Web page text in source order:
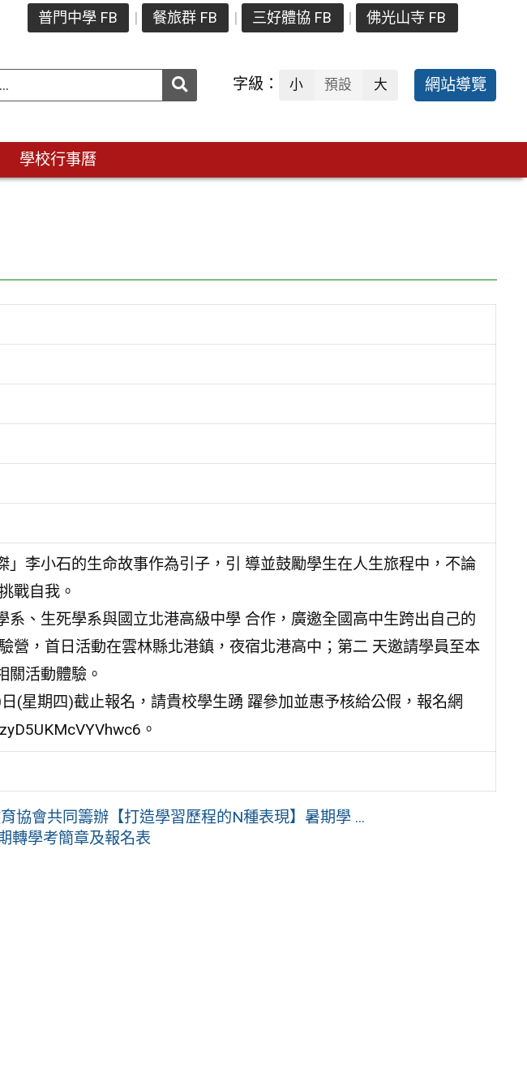
普門中學 FB 餐旅群 FB 三好體協 FB 佛光山寺 FB
送出 字級： 小 預設 大 網站導覽
學校行事曆
」李小石的生命故事作為引子，引 導並鼓勵學生在人生旅程中，不論
戰自我。
系、生死學系與國立北港高級中學 合作，廣邀全國高中生跨出自己的
營，首日活動在雲林縣北港鎮，夜宿北港高中；第二 天邀請學員至本
關活動體驗。
(星期四)截止報名，請貴校學生踴 躍參加並惠予核給公假，報名網
。
協會共同籌辦【打造學習歷程的N種表現】暑期學 ...
轉學考簡章及報名表